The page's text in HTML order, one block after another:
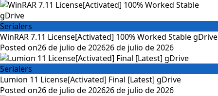
Serialers
WinRAR 7.11 License[Activated] 100% Worked Stable gDrive
Posted on26 de julio de 202626 de julio de 2026
Serialers
Lumion 11 License[Activated] Final [Latest] gDrive
Posted on26 de julio de 202626 de julio de 2026